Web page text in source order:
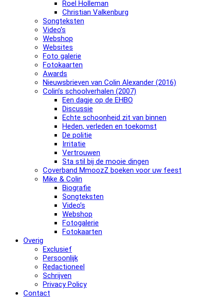
Roel Holleman
Christian Valkenburg
Songteksten
Video’s
Webshop
Websites
Foto galerie
Fotokaarten
Awards
Nieuwsbrieven van Colin Alexander (2016)
Colin’s schoolverhalen (2007)
Een dagje op de EHBO
Discussie
Echte schoonheid zit van binnen
Heden, verleden en toekomst
De politie
Irritatie
Vertrouwen
Sta stil bij de mooie dingen
Coverband MmoozZ boeken voor uw feest
Mike & Colin
Biografie
Songteksten
Video’s
Webshop
Fotogalerie
Fotokaarten
Overig
Exclusief
Persoonlijk
Redactioneel
Schrijven
Privacy Policy
Contact